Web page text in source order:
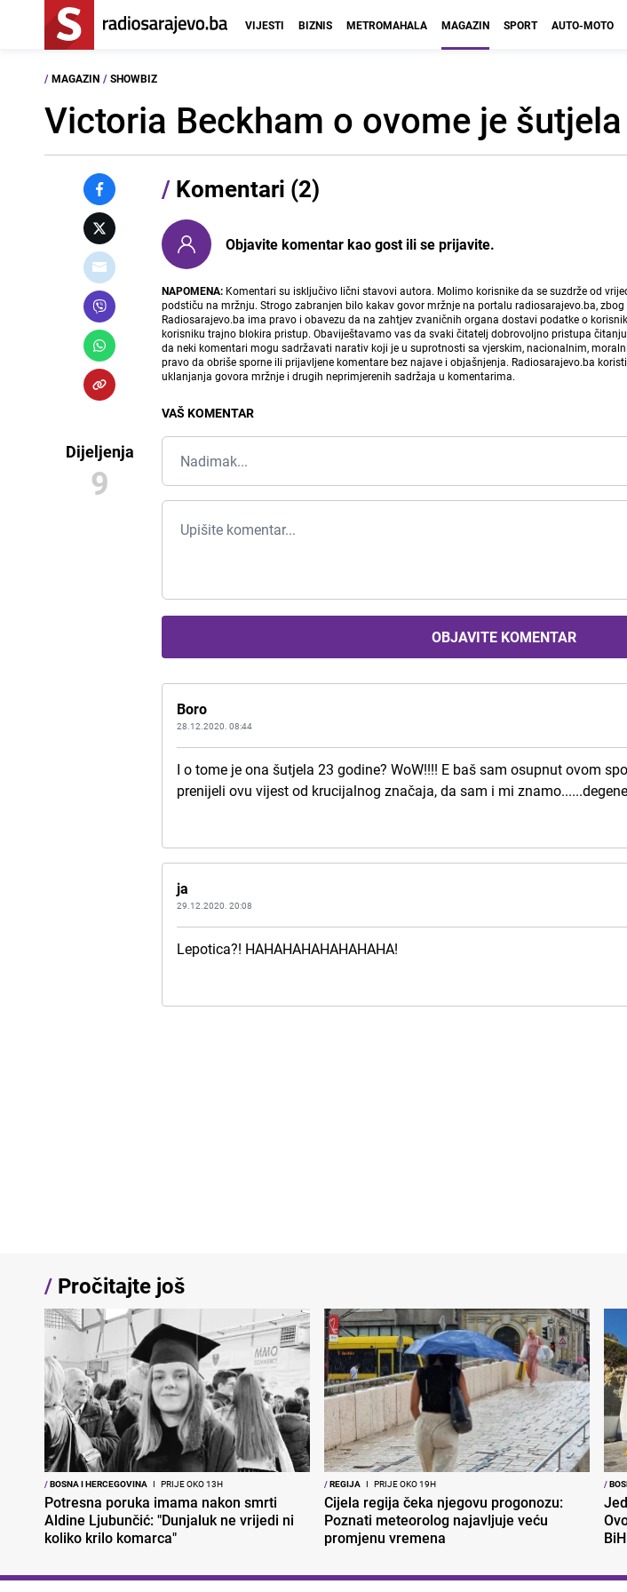
VIJESTI BIZNIS METROMAHALA MAGAZIN SPORT AUTO-MOTO
/ MAGAZIN / SHOWBIZ
Victoria Beckham o ovome je
Dijeljenja
9
/ Komentari (2)
Objavite komentar kao gost ili se prijavite.
NAPOMENA: Komentari su isključivo lični stavovi autora. Molimo korisnike da se suzdrže od
podstiču na mržnju. Strogo zabranjen bilo kakav govor mržnje na portalu radiosarajevo.ba,
Radiosarajevo.ba ima pravo i obavezu da na zahtjev zvaničnih organa dostavi podatke o
korisniku trajno blokira pristup. Obaviještavamo vas da svaki čitatelj dobrovoljno pristupa
da neki komentari mogu sadržavati narativ koji je u suprotnosti sa vjerskim, nacionalnim,
pravo da obriše sporne ili prijavljene komentare bez najave i objašnjenja. Radiosarajevo.ba
uklanjanja govora mržnje i drugih neprimjerenih sadržaja u komentarima.
VAŠ KOMENTAR
OBJAVITE KOMENTAR
Boro
28.12.2020. 08:44
I o tome je ona šutjela 23 godine? WoW!!!! E baš sam osupnut ovom
prenijeli ovu vijest od krucijalnog značaja, da sam i mi
ja
29.12.2020. 20:08
Lepotica?! HAHAHAHAHAHAHAHA!
/ Pročitajte još
/BOSNA I HERCEGOVINA I PRIJE OKO 13H
Potresna poruka imama nakon smrti
Aldine Ljubunčić: "Dunjaluk ne vrijedi ni
koliko krilo komarca"
/REGIJA I PRIJE OKO 19H
Cijela regija čeka njegovu progonozu:
Poznati meteorolog najavljuje veću
promjenu vremena
/
BiH